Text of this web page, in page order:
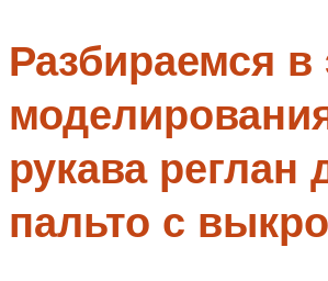
Разбираемся в
рукава реглан
пальто с